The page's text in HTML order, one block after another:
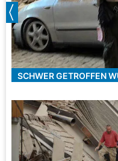
SCHWER GETROFFEN